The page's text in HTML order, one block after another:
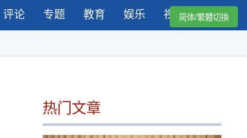
评论 专题 教育 娱乐 视频简体/繁體切換
热门文章